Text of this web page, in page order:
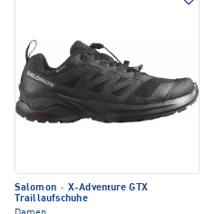
Salomon · X-Adventure GTX
Traillaufschuhe